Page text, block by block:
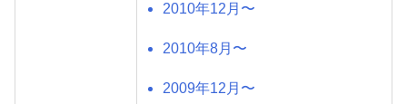
2010年12月〜
2010年8月〜
2009年12月〜